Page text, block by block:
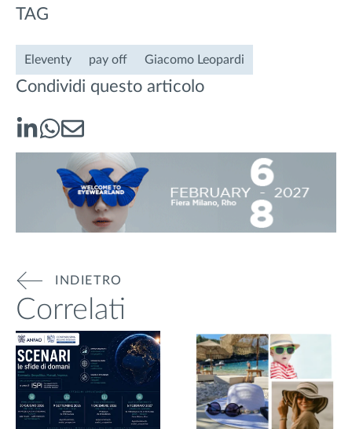
TAG
Eleventy pay off Giacomo Leopardi
Condividi questo articolo
INDIETRO
Correlati